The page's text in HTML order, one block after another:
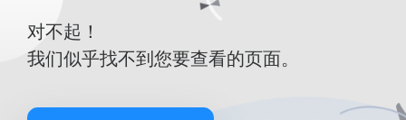
对不起！
我们似乎找不到您要查看的页面。